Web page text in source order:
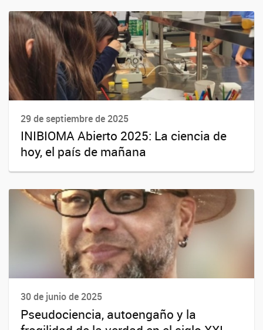
29 de septiembre de 2025
INIBIOMA Abierto 2025: La ciencia de
hoy, el país de mañana
30 de junio de 2025
Pseudociencia, autoengaño y la